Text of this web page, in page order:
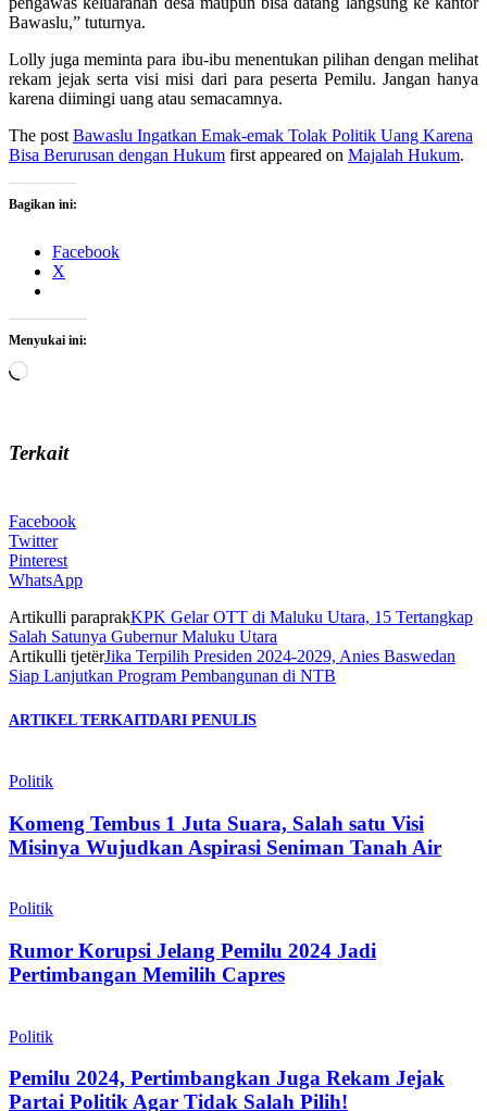
Bawaslu,” tuturnya.
Lolly juga meminta para ibu-ibu menentukan pilihan dengan melihat
rekam jejak serta visi misi dari para peserta Pemilu. Jangan hanya
karena diimingi uang atau semacamnya.
The post Bawaslu Ingatkan Emak-emak Tolak Politik Uang Karena
Bisa Berurusan dengan Hukum first appeared on Majalah Hukum.
Bagikan ini:
Facebook
X
Menyukai ini:
Memuat...
Terkait
Facebook
Twitter
Pinterest
WhatsApp
Artikulli paraprakKPK Gelar OTT di Maluku Utara, 15 Tertangkap
Salah Satunya Gubernur Maluku Utara
Artikulli tjetërJika Terpilih Presiden 2024-2029, Anies Baswedan
Siap Lanjutkan Program Pembangunan di NTB
ARTIKEL TERKAITDARI PENULIS
Politik
Komeng Tembus 1 Juta Suara, Salah satu Visi
Misinya Wujudkan Aspirasi Seniman Tanah Air
Politik
Rumor Korupsi Jelang Pemilu 2024 Jadi
Pertimbangan Memilih Capres
Politik
Pemilu 2024, Pertimbangkan Juga Rekam Jejak
Partai Politik Agar Tidak Salah Pilih!